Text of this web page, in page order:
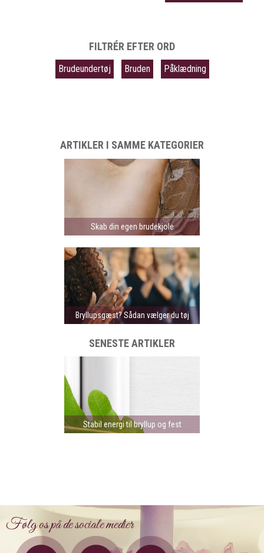
FILTRÉR EFTER ORD
Brudeundertøj Bruden Påklædning
ARTIKLER I SAMME KATEGORIER
Skab din egen brudekjole
Bryllupsgæst? Sådan vælger du tøj
SENESTE ARTIKLER
Stabil energi til bryllup og fest
Følg os på de sociale medier